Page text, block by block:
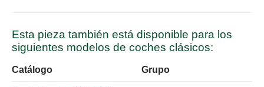
Esta pieza también está disponible para los
siguientes modelos de coches clásicos:
Catálogo Grupo